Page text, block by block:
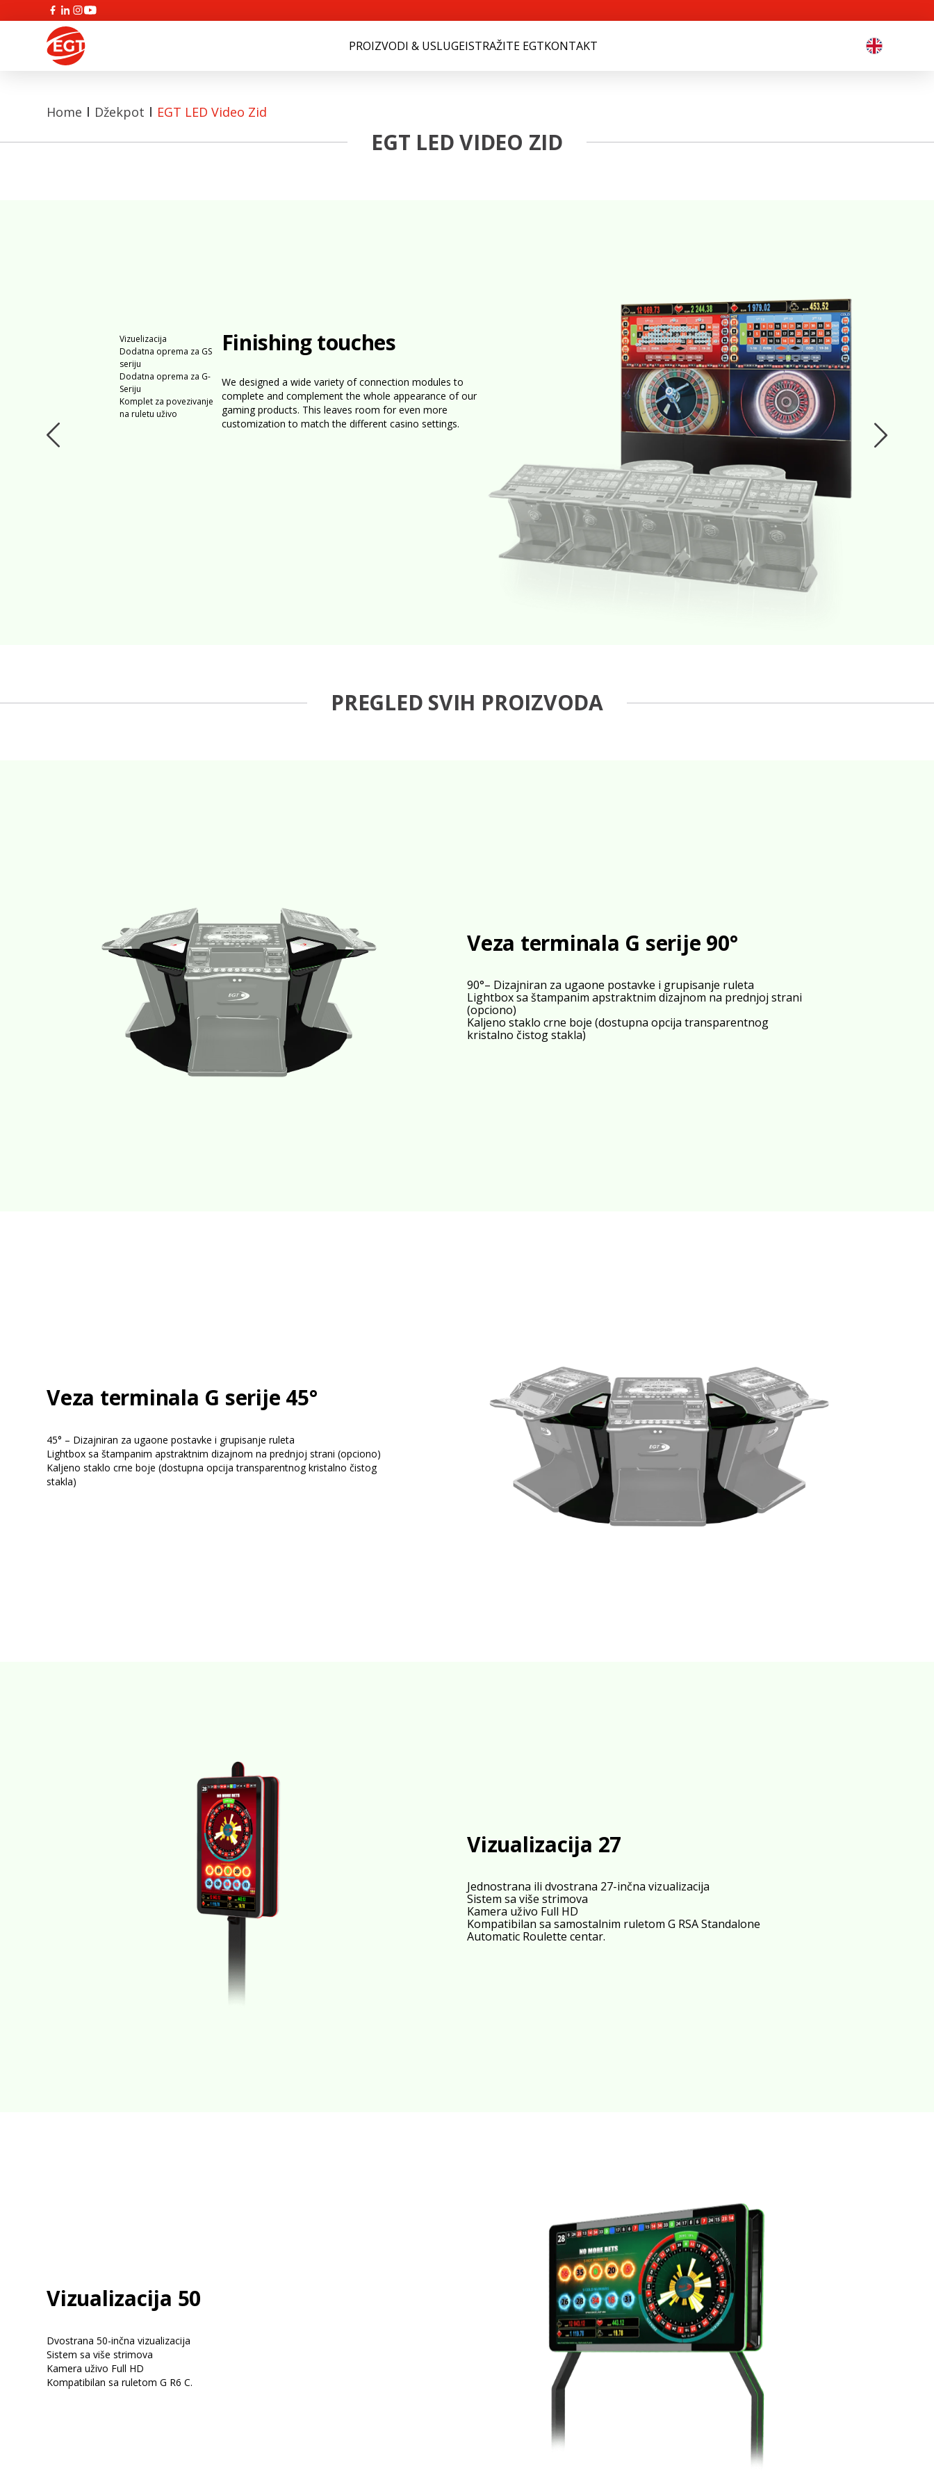
PROIZVODI & USLUGEISTRAŽITE EGTKONTAKT
Home Džekpot EGT LED Video Zid
EGT LED VIDEO ZID
Vizuelizacija
Dodatna oprema za GS
seriju
Dodatna oprema za G-
Seriju
Komplet za povezivanje
na ruletu uživo
Finishing touches
We designed a wide variety of connection modules to
complete and complement the whole appearance of our
gaming products. This leaves room for even more
customization to match the different casino settings.
PREGLED SVIH PROIZVODA
Veza terminala G serije 90°
90°– Dizajniran za ugaone postavke i grupisanje ruleta
Lightbox sa štampanim apstraktnim dizajnom na prednjoj strani
(opciono)
Kaljeno staklo crne boje (dostupna opcija transparentnog
kristalno čistog stakla)
Veza terminala G serije 45°
45° – Dizajniran za ugaone postavke i grupisanje ruleta
Lightbox sa štampanim apstraktnim dizajnom na prednjoj strani (opciono)
Kaljeno staklo crne boje (dostupna opcija transparentnog kristalno čistog
stakla)
Vizualizacija 27
Jednostrana ili dvostrana 27-inčna vizualizacija
Sistem sa više strimova
Kamera uživo Full HD
Kompatibilan sa samostalnim ruletom G RSA Standalone
Automatic Roulette centar.
Vizualizacija 50
Dvostrana 50-inčna vizualizacija
Sistem sa više strimova
Kamera uživo Full HD
Kompatibilan sa ruletom G R6 C.